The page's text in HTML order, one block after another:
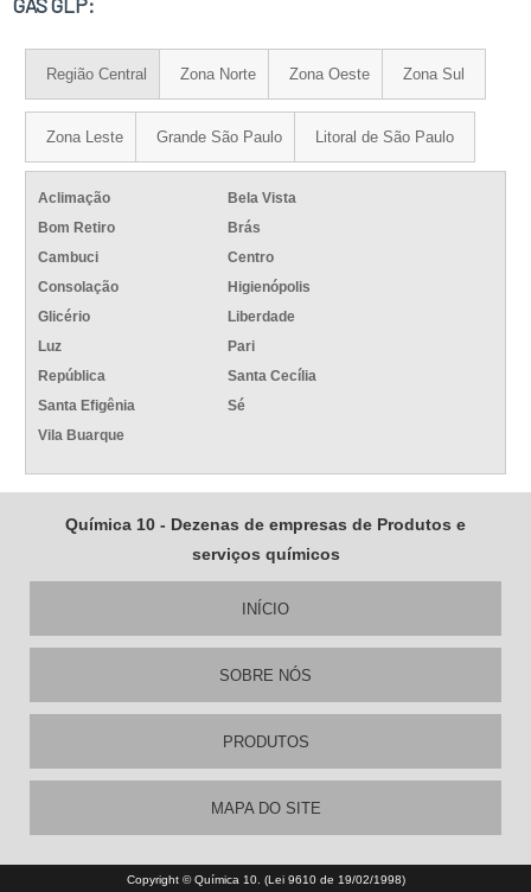
GÁS GLP:
Região Central Zona Norte Zona Oeste Zona Sul
Zona Leste Grande São Paulo Litoral de São Paulo
Aclimação
Bela Vista
Bom Retiro
Brás
Cambuci
Centro
Consolação
Higienópolis
Glicério
Liberdade
Luz
Pari
República
Santa Cecília
Santa Efigênia
Sé
Vila Buarque
Química 10 - Dezenas de empresas de Produtos e
serviços químicos
INÍCIO
SOBRE NÓS
PRODUTOS
MAPA DO SITE
Copyright © Química 10. (Lei 9610 de 19/02/1998)